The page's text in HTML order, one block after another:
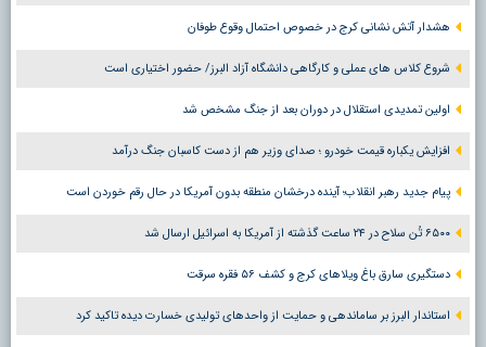
هشدار آتش نشانی کرج در خصوص احتمال وقوع طوفان
شروع کلاس های عملی و کارگاهی دانشگاه آزاد البرز/ حضور اختیاری است
اولین تمدیدی استقلال در دوران بعد از جنگ مشخص شد
افزایش یکباره قیمت خودرو ؛ صدای وزیر هم از دست کاسبان جنگ درآمد
پیام جدید رهبر انقلاب؛ آینده درخشان منطقه بدون آمریکا در حال رقم خوردن است
۶۵۰۰ تُن سلاح در ۲۴ ساعت گذشته از آمریکا به اسرائیل ارسال شد
دستگیری سارق باغ ویلاهای کرج و کشف ۵۶ فقره سرقت
استاندار البرز بر ساماندهی و حمایت از واحدهای تولیدی خسارت دیده تاکید کرد